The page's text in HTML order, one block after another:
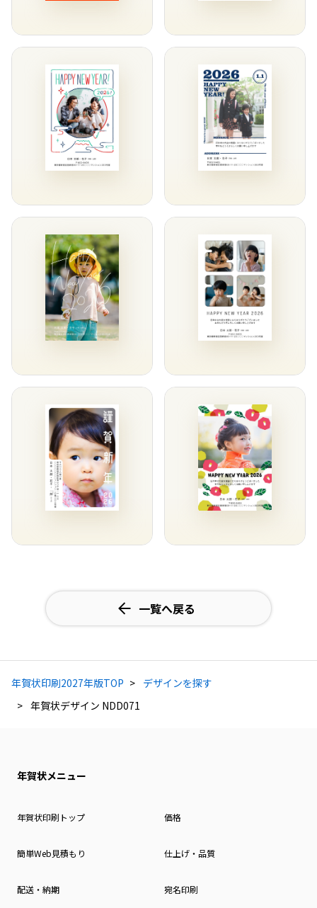
一覧へ戻る
年賀状印刷2027年版TOP
デザインを探す
年賀状デザイン NDD071
年賀状メニュー
年賀状印刷トップ 価格
簡単Web見積もり 仕上げ・品質
配送・納期 宛名印刷